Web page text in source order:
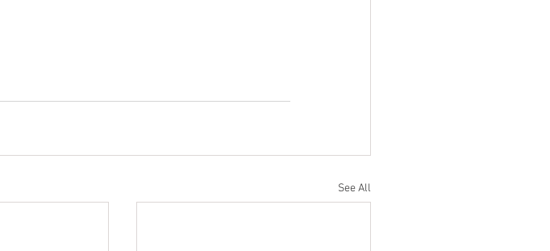
See All